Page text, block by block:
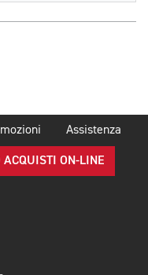
Assistenza
ACQUISTI ON-LINE